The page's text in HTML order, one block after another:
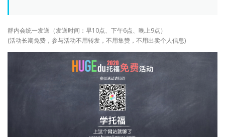
群内会统一发送（发送时间：早10点、下午6点、晚上9点）
(活动长期免费，参与活动不用转发，不用集赞，不用出卖个人信息)